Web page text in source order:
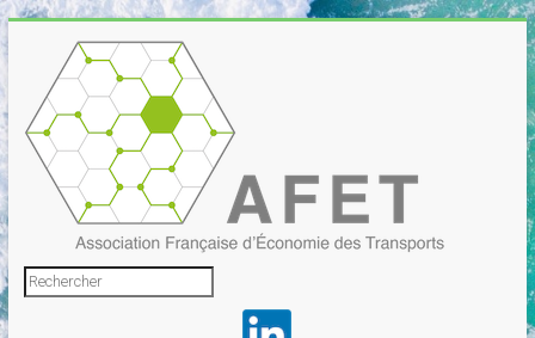
content
Association